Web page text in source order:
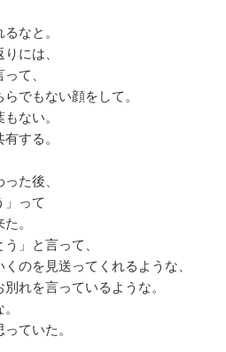
なと。
には、
て、
でもない顔をして。
ない。
する。
た後、
」って
。
」と言って、
のを見送ってくれるような、
れを言っているような。
ていた。